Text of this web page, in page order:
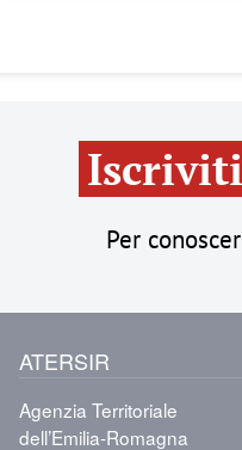
Iscriviti
Per
ATERSIR
Agenzia Territoriale
dell’Emilia-Romagna